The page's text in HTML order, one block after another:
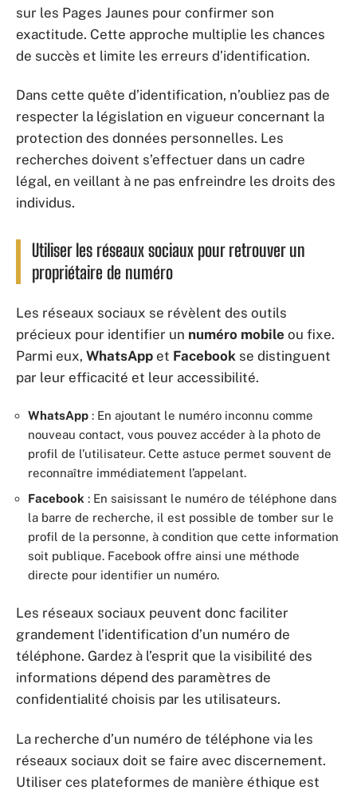
sur les Pages Jaunes pour confirmer son
exactitude. Cette approche multiplie les chances
de succès et limite les erreurs d’identification.
Dans cette quête d’identification, n’oubliez pas de
respecter la législation en vigueur concernant la
protection des données personnelles. Les
recherches doivent s’effectuer dans un cadre
légal, en veillant à ne pas enfreindre les droits des
individus.
Utiliser les réseaux sociaux pour retrouver un
propriétaire de numéro
Les réseaux sociaux se révèlent des outils
précieux pour identifier un numéro mobile ou fixe.
Parmi eux, WhatsApp et Facebook se distinguent
par leur efficacité et leur accessibilité.
WhatsApp : En ajoutant le numéro inconnu comme
nouveau contact, vous pouvez accéder à la photo de
profil de l’utilisateur. Cette astuce permet souvent de
reconnaître immédiatement l’appelant.
Facebook : En saisissant le numéro de téléphone dans
la barre de recherche, il est possible de tomber sur le
profil de la personne, à condition que cette information
soit publique. Facebook offre ainsi une méthode
directe pour identifier un numéro.
Les réseaux sociaux peuvent donc faciliter
grandement l’identification d’un numéro de
téléphone. Gardez à l’esprit que la visibilité des
informations dépend des paramètres de
confidentialité choisis par les utilisateurs.
La recherche d’un numéro de téléphone via les
réseaux sociaux doit se faire avec discernement.
Utiliser ces plateformes de manière éthique est